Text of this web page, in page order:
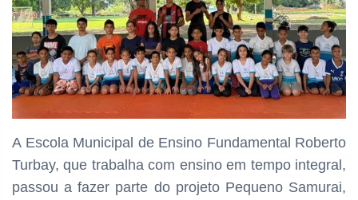
A Escola Municipal de Ensino Fundamental Roberto
Turbay, que trabalha com ensino em tempo integral,
passou a fazer parte do projeto Pequeno Samurai,